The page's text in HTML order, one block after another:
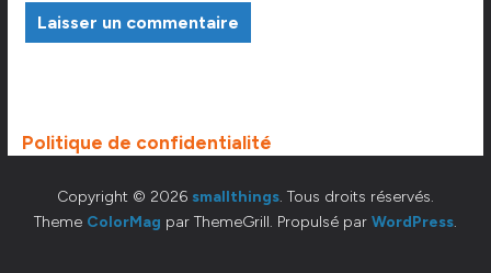
Politique de confidentialité
Copyright © 2026 smallthings. Tous droits réservés.
Theme ColorMag par ThemeGrill. Propulsé par WordPress.